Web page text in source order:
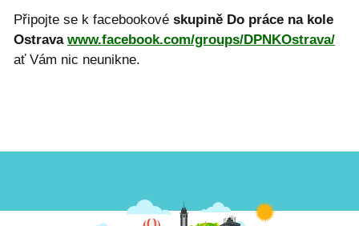
Připojte se k facebookové skupině Do práce na kole
Ostrava www.facebook.com/groups/DPNKOstrava/
ať Vám nic neunikne.